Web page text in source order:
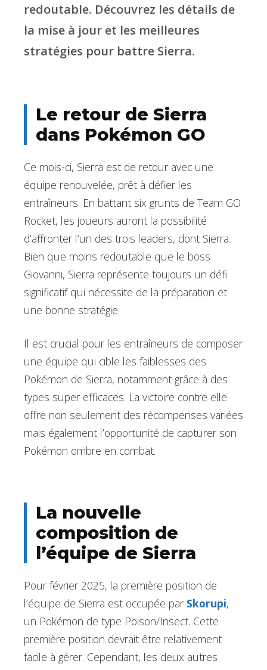
redoutable. Découvrez les détails de
la mise à jour et les meilleures
stratégies pour battre Sierra.
Le retour de Sierra
dans Pokémon GO
Ce mois-ci, Sierra est de retour avec une
équipe renouvelée, prêt à défier les
entraîneurs. En battant six grunts de Team GO
Rocket, les joueurs auront la possibilité
d’affronter l’un des trois leaders, dont Sierra.
Bien que moins redoutable que le boss
Giovanni, Sierra représente toujours un défi
significatif qui nécessite de la préparation et
une bonne stratégie.
Il est crucial pour les entraîneurs de composer
une équipe qui cible les faiblesses des
Pokémon de Sierra, notamment grâce à des
types super efficaces. La victoire contre elle
offre non seulement des récompenses variées
mais également l’opportunité de capturer son
Pokémon ombre en combat.
La nouvelle
composition de
l’équipe de Sierra
Pour février 2025, la première position de
l’équipe de Sierra est occupée par Skorupi,
un Pokémon de type Poison/Insect. Cette
première position devrait être relativement
facile à gérer. Cependant, les deux autres